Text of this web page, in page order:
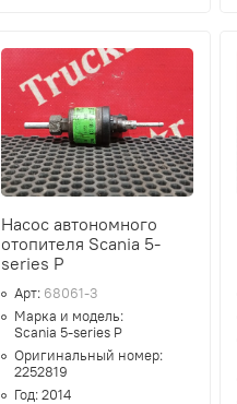
Насос автономного
отопителя Scania 5-
series P
Арт: 68061-3
Марка и модель:
Scania 5-series P
Оригинальный номер:
2252819
Год:2014